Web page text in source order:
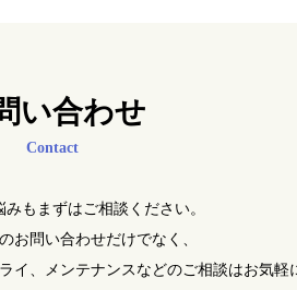
い合わせ
Contact
もまずはご相談ください。
お問い合わせだけでなく、
イ、メンテナンスなどのご相談はお気軽